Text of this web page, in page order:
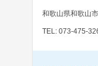
和歌山県和歌山
TEL: 073-475-